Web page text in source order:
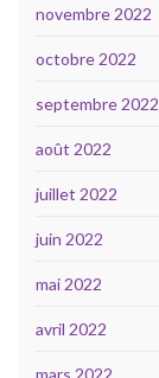
novembre 2022
octobre 2022
septembre 2022
août 2022
juillet 2022
juin 2022
mai 2022
avril 2022